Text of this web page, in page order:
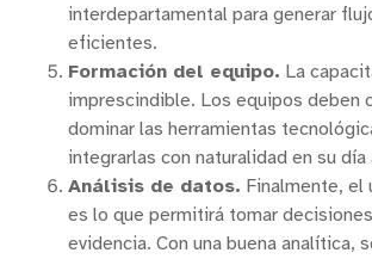
interdepartamental para generar
eficientes.
Formación del equipo. La
imprescindible. Los equipos deben
dominar las herramientas
integrarlas con naturalidad en su día
Análisis de datos. Finalmente, el
es lo que permitirá tomar
evidencia. Con una buena analítica,